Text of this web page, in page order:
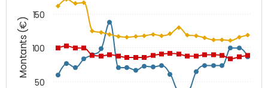
Montants (€)
50
100
150